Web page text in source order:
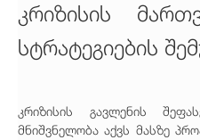
კრიზისის
სტრატეგიების
კრიზისის გავლენის
მნიშვნელობა აქვს მასზე